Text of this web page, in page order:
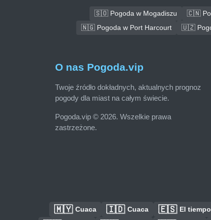
🇸🇴 Pogoda w Mogadiszu 🇨🇳
🇳🇬 Pogoda w Port Harcourt
🇺🇿
O nas Pogoda.vip
Twoje źródło dokładnych, aktualnych prognoz
pogody dla miast na całym świecie.
Pogoda.vip © 2026. Wszelkie prawa
zastrzeżone.
🇲🇾 Cuaca 🇮🇩 Cuaca 🇪🇸 El tiempo